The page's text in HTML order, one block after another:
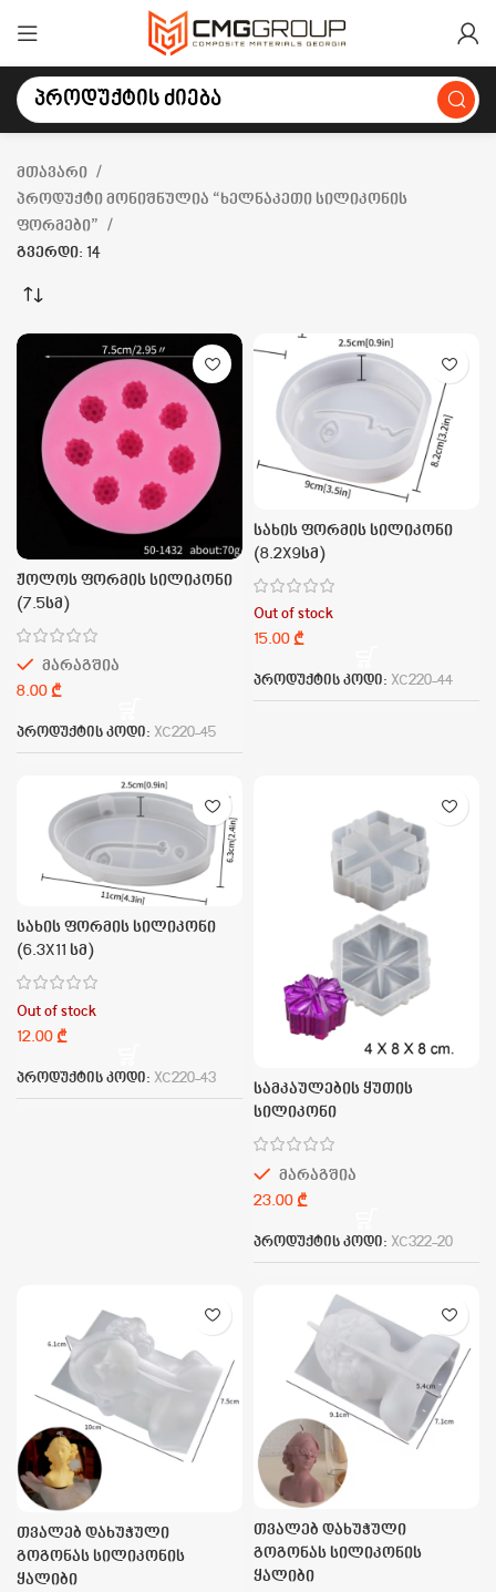
მთავარი
პროდუქტი მონიშნულია “ხელნაკეთი სილიკონის
ფორმები”
გვერდი: 14
ჟოლოს ფორმის სილიკონი
(7.5სმ)
მარაგშია
₾
პროდუქტის კოდი: XC220-45
სახის ფორმის სილიკონი
(8.2X9სმ)
Out of stock
₾
პროდუქტის კოდი: XC220-44
სახის ფორმის სილიკონი
(6.3X11 სმ)
Out of stock
₾
პროდუქტის კოდი: XC220-43
სამკაულების ყუთის
სილიკონი
მარაგშია
₾
პროდუქტის კოდი: XC322-20
თვალებ დახუჭული
გოგონას სილიკონის
ყალიბი
თვალებ დახუჭული
გოგონას სილიკონის
ყალიბი